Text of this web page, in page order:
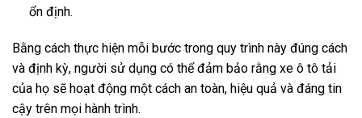
ổn định.
Bằng cách thực hiện mỗi bước trong quy trình này đúng cách
và định kỳ, người sử dụng có thể đảm bảo rằng xe ô tô tải
của họ sẽ hoạt động một cách an toàn, hiệu quả và đáng tin
cậy trên mọi hành trình.